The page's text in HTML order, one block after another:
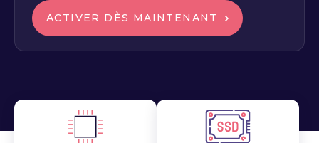
ACTIVER DÈS MAINTENANT